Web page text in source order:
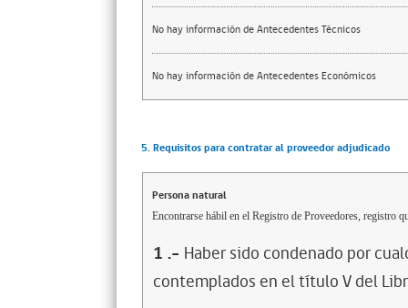
No hay información de Antecedentes Técnicos
No hay información de Antecedentes Económicos
5. Requisitos para contratar al proveedor adjudicado
Persona natural
Encontrarse hábil en el Registro de Proveedores, registro
1 .- Haber sido condenado por
contemplados en el título V del